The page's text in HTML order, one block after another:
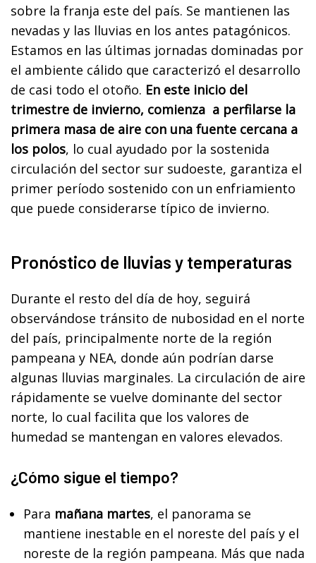
sobre la franja este del país. Se mantienen las
nevadas y las lluvias en los antes patagónicos.
Estamos en las últimas jornadas dominadas por
el ambiente cálido que caracterizó el desarrollo
de casi todo el otoño. En este inicio del
trimestre de invierno, comienza a perfilarse la
primera masa de aire con una fuente cercana a
los polos, lo cual ayudado por la sostenida
circulación del sector sur sudoeste, garantiza el
primer período sostenido con un enfriamiento
que puede considerarse típico de invierno.
Pronóstico de lluvias y temperaturas
Durante el resto del día de hoy, seguirá
observándose tránsito de nubosidad en el norte
del país, principalmente norte de la región
pampeana y NEA, donde aún podrían darse
algunas lluvias marginales. La circulación de aire
rápidamente se vuelve dominante del sector
norte, lo cual facilita que los valores de
humedad se mantengan en valores elevados.
¿Cómo sigue el tiempo?
Para mañana martes, el panorama se
mantiene inestable en el noreste del país y el
noreste de la región pampeana. Más que nada